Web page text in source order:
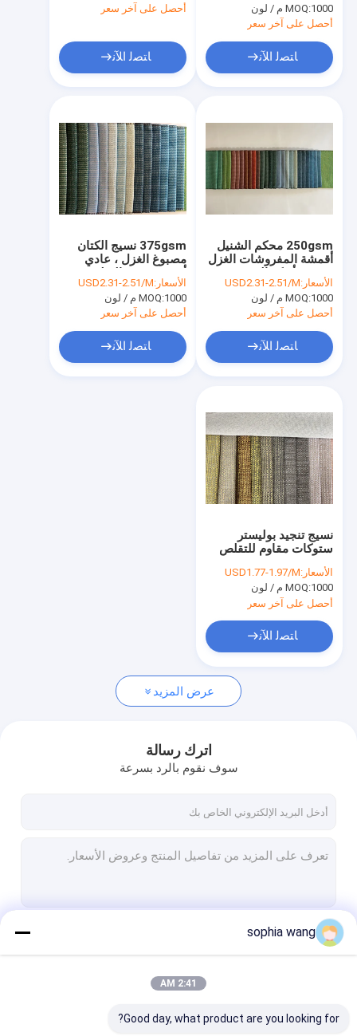
نسيج Felpa
نسيج تنجيد صديق للبيئة
قماش الجاكار صوفا
نسيج فراش بوليستر
القماش المشمع المطلي PVC
تنجيد مرن التنجيد
قطع الأثاث
سترة السلامة المخصصة
أحصل على آخر سعر
ﺎﺘﺼﻟ ﺍﻶﻧ
MOQ:1000 م / لون
أحصل على آخر سعر
ﺎﺘﺼﻟ ﺍﻶﻧ
375gsm نسيج الكتان
مصبوغ الغزل ، عادي
الشنيل
الأسعار:USD2.31-2.51/M
MOQ:1000 م / لون
أحصل على آخر سعر
ﺎﺘﺼﻟ ﺍﻶﻧ
250gsm محكم الشنيل
أقمشة المفروشات الغزل
الأسعار:USD2.31-2.51/M
MOQ:1000 م / لون
أحصل على آخر سعر
ﺎﺘﺼﻟ ﺍﻶﻧ
نسيج تنجيد بوليستر
ستوكات مقاوم للتقلص
الأسعار:USD1.77-1.97/M
MOQ:1000 م / لون
أحصل على آخر سعر
ﺎﺘﺼﻟ ﺍﻶﻧ
عرض المزيد
اترك رسالة
سوف نقوم بالرد بسرعة
sophia wang
2:41 AM
Good day, what product are you looking for?